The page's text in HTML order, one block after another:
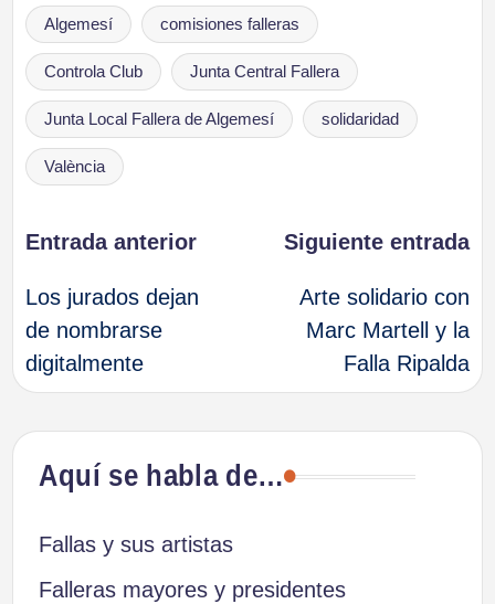
Etiquetas:
Algemesí comisiones falleras
Controla Club Junta Central Fallera
Junta Local Fallera de Algemesí solidaridad
València
Navegación
de
entradas
Entrada anterior
Los jurados dejan
de nombrarse
digitalmente
Siguiente entrada
Arte solidario con
Marc Martell y la
Falla Ripalda
Aquí se habla de…
Fallas y sus artistas
Falleras mayores y presidentes